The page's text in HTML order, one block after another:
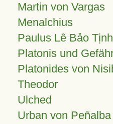
Martin von Vargas
Menalchius
Paulus Lê Bảo Tịnh
Platonis und
Platonides von
Theodor
Ulched
Urban von Peñalba